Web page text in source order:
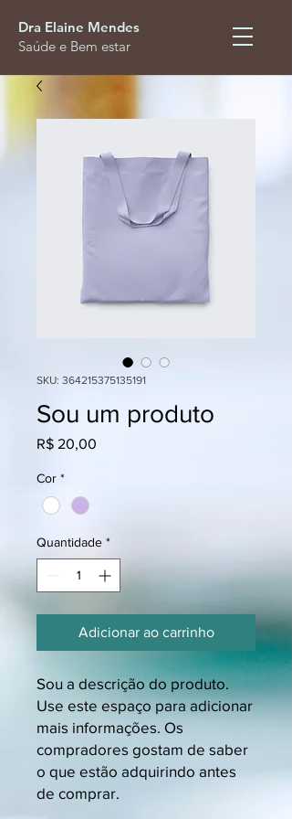
Dra Elaine Mendes
Saúde e Bem estar
SKU: 364215375135191
Sou um produto
R$ 20,00
Cor *
Quantidade *
Adicionar ao carrinho
Sou a descrição do produto.
Use este espaço para adicionar
mais informações. Os
compradores gostam de saber
o que estão adquirindo antes
de comprar.